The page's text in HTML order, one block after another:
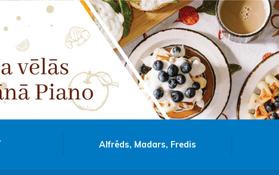
Alfrēds, Madars, Fredis